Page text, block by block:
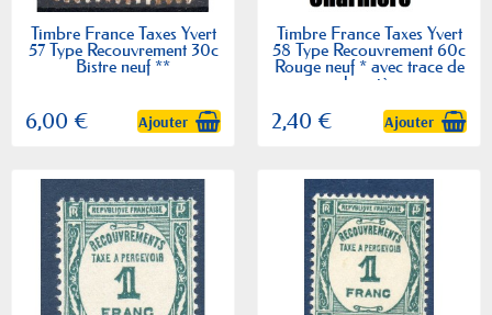
Timbre France Taxes Yvert
57 Type Recouvrement 30c
Bistre neuf **
6,00 € Ajouter
Timbre France Taxes Yvert
58 Type Recouvrement 60c
Rouge neuf * avec trace de
charnière
2,40 € Ajouter